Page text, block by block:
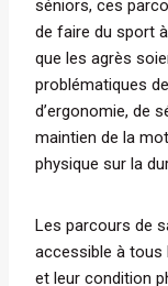
séniors, ces
de faire du sport
que les agrès
problématiques
d’ergonomie, de
maintien de la
physique sur la
Les parcours de
accessible à tous
et leur condition